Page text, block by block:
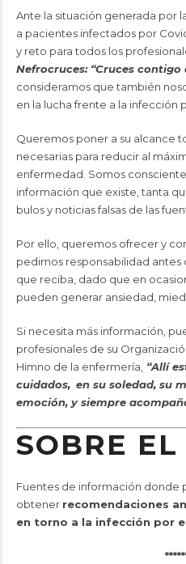
Ante la situación generada por
a pacientes infectados por
y reto para todos los
Nefrocruces: “Cruces
consideramos que también
en la lucha frente a la infección
Queremos poner a su alcance
necesarias para reducir al
enfermedad. Somos
información que existe, tanta
bulos y noticias falsas de las
Por ello, queremos ofrecer y
pedimos responsabilidad
que reciba, dado que en
pueden generar ansiedad,
Si necesita más información,
profesionales de su
Himno de la enfermería “Allí
cuidados, en su soledad, su
emoción, y siempre
SOBRE EL
Fuentes de información donde
obtener recomendaciones
en torno a la infección por